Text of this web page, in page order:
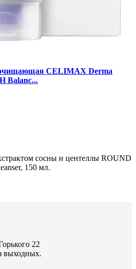
очищающая CELIMAX Derma
Balanc...
сосны и центеллы ROUND
150 мл.
22
выходных.